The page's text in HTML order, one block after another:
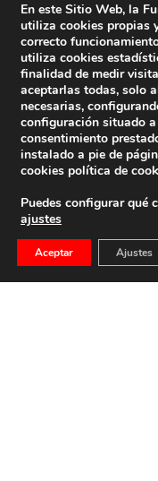
En este Sitio Web, la
utiliza cookies propias
correcto
utiliza cookies
finalidad de medir
aceptarlas todas, solo
necesarias,
configuración situado
consentimiento
instalado a pie de
cookies política de
Puedes configurar qué
ajustes
Aceptar Ajustes